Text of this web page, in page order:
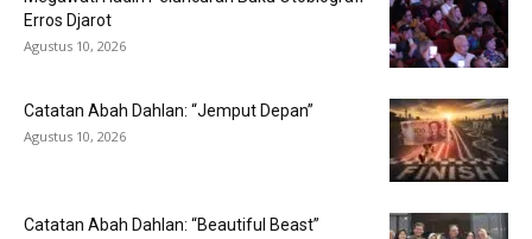
Erros Djarot
Agustus 10, 2026
Catatan Abah Dahlan: “Jemput Depan”
Agustus 10, 2026
Catatan Abah Dahlan: “Beautiful Beast”